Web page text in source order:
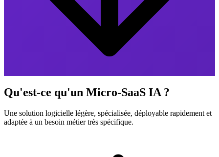
Qu'est-ce qu'un Micro-SaaS IA ?
Une solution logicielle légère, spécialisée, déployable rapidement et
adaptée à un besoin métier très spécifique.